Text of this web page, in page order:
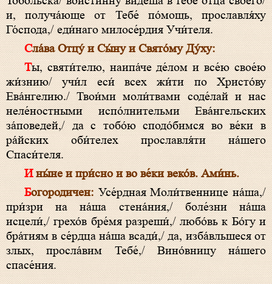
и, получа́юще от Тебе́ по́мощь, прославля́ху
Го́спода,/ еди́наго милосе́рдия Учи́теля.
Сла́ва Отцу́ и Сы́ну и Свято́му Ду́ху:
Ты, святи́телю, наипа́че де́лом и все́ю свое́ю
жи́знию/ учи́л еси́ всех жи́ти по Христо́ву
Ева́нгелию./ Твои́ми моли́твами соде́лай и нас
неле́ностными испо́лнительми Ева́нгельских
за́поведей,/ да с тобо́ю сподо́бимся во ве́ки в
ра́йских оби́телех прославля́ти на́шего
Спаси́теля.
И ны́не и при́сно и во ве́ки веко́в. Ами́нь.
Богородичен:Усе́рдная Моли́твеннице на́ша,/
при́зри на на́ша стена́ния,/ боле́зни на́ша
исцели́,/ грехо́в бре́мя разреши́,/ любо́вь к Бо́гу и
бра́тиям в се́рдца на́ша всади́,/ да, изба́вльшеся от
злых, просла́вим Тебе́,/ Вино́вницу на́шего
спасе́ния.